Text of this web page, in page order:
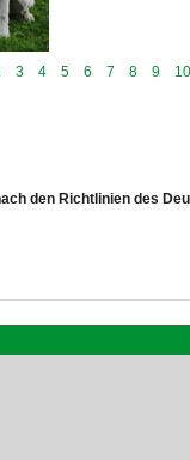
3 4 5 6 7 8 9
10
den Richtlinien des